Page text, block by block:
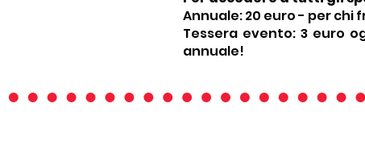
Annuale: 20 euro - per chi
Tessera evento: 3 euro
annuale!